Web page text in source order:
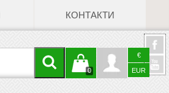
КОНТАКТИ
€
EUR
Профил
0
Кошницата